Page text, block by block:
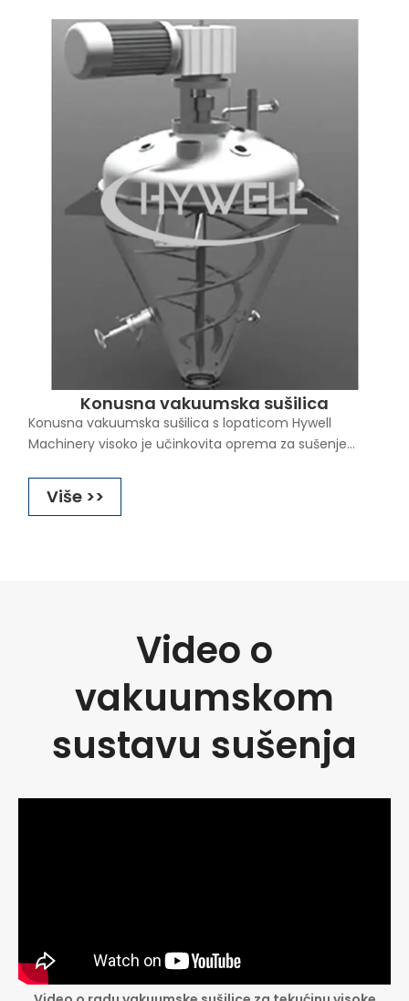
toplinu, uključujući sastojke hrane i lijekove. Čist
dvostruki stožasti oblik osigurava nježno nesmetano
prevrtanje krutih tvari i potpuno pražnjenje s
minimalnim točkama zakačenja. Propuštanje
vakuuma je minimalizirano jer postoji samo jedna
brtva na vakuumskoj liniji. Otvoreni dizajn rota cone
vakuumske sušilice čini vizualni pregled i CIP
jednostavnim. Rota cone vakuumski sušači također su
dovoljno robusni za miješanje i sušenje metala u prahu
nasipne gustoće. Horizontalne vakuumske sušilice s
rotacijskim konusom proširuju raspon primjena sušenja
počevši s pastama.
Konusna vakuumska sušilica
Konusna vakuumska sušilica s lopaticom Hywell
Machinery visoko je učinkovita oprema za sušenje
vakuumsku dekompresiju i miješani prah. HW serija
konusnog vakuumskog sušila ima tri do pet puta veću
sušilica za sušenje materijala kao što su prahovi,
granule, paste i viskozne kaše, posebno kada su ti
ili eksplozivni.
Više >>
Video o
vakuumskom
sustavu sušenja